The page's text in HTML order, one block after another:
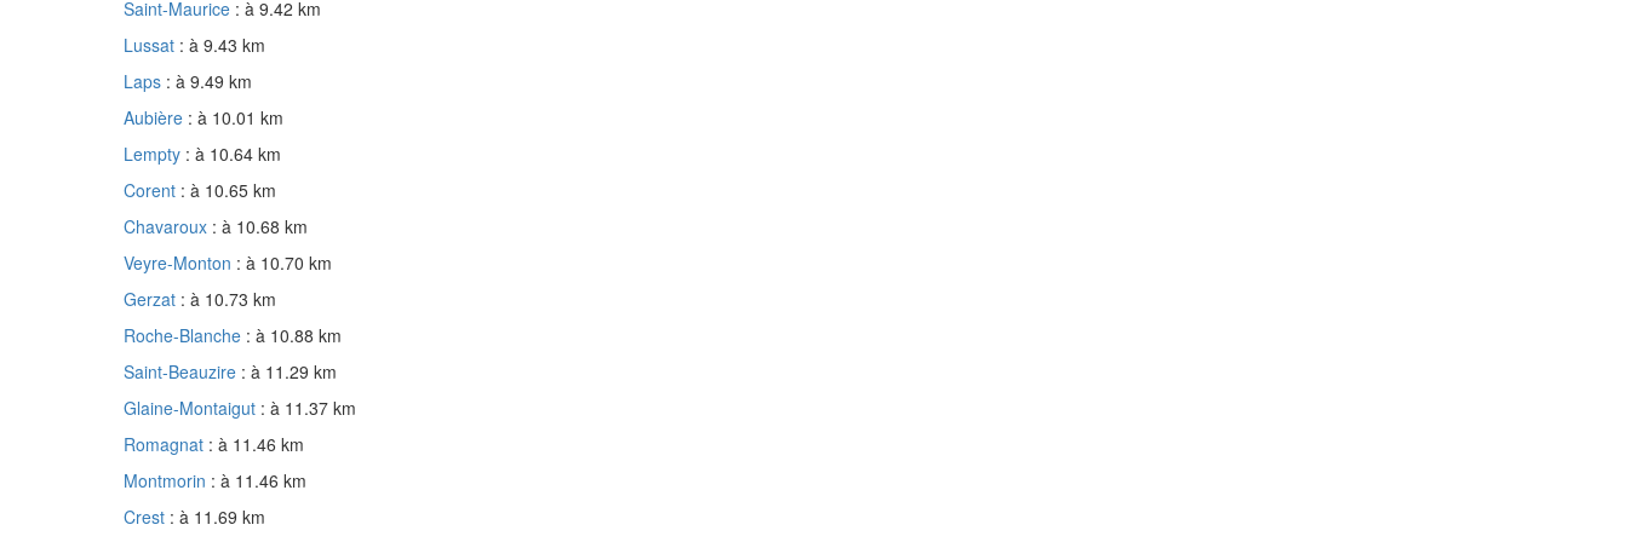
Saint-Maurice : à 9.42 km
Lussat : à 9.43 km
Laps : à 9.49 km
Aubière : à 10.01 km
Lempty : à 10.64 km
Corent : à 10.65 km
Chavaroux : à 10.68 km
Veyre-Monton : à 10.70 km
Gerzat : à 10.73 km
Roche-Blanche : à 10.88 km
Saint-Beauzire : à 11.29 km
Glaine-Montaigut : à 11.37 km
Romagnat : à 11.46 km
Montmorin : à 11.46 km
Crest : à 11.69 km